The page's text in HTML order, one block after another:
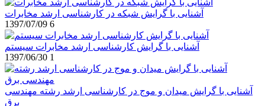
آشنایی با گرایش شبکه در کارشناسی ارشد مخابرات
1397/07/09 6
آشنایی با گرایش کارشناسی ارشد مخابرات سیستم
1397/06/30 1
آشنایی با گرایش میدان و موج در کارشناسی ارشد رشته مهندسی
برق